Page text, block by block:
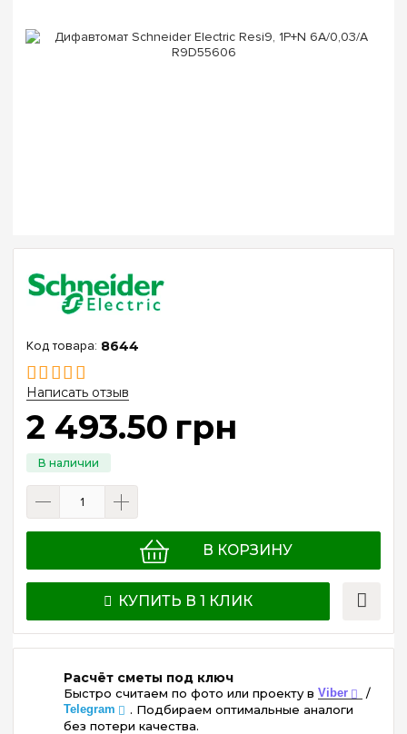
8644
Написать отзыв
2 493.50 грн
В КОРЗИНУ
КУПИТЬ В 1 КЛИК
Расчёт сметы под ключ
Быстро считаем по фото или проекту в Viber /
Telegram
. Подбираем оптимальные аналоги
без потери качества.